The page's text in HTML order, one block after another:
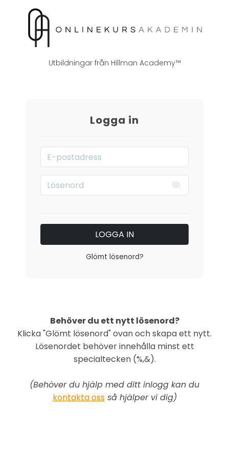
Utbildningar från Hillman Academy™
Logga in
LOGGA IN
Glömt lösenord?
Behöver du ett nytt lösenord?
Klicka "Glömt lösenord" ovan och skapa ett nytt.
Lösenordet behöver innehålla minst ett
specialtecken (%,&).
(Behöver du hjälp med ditt inlogg kan du
kontakta ossså hjälper vi dig)